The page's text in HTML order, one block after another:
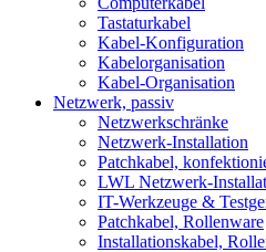
Tastaturkabel
Kabel-Konfiguration
Kabelorganisation
Kabel-Organisation
Netzwerk, passiv
Netzwerkschränke
Netzwerk-Installation
Patchkabel,
LWL Netzwerk-
IT-Werkzeuge &
Patchkabel, Rollenware
Installationskabel,